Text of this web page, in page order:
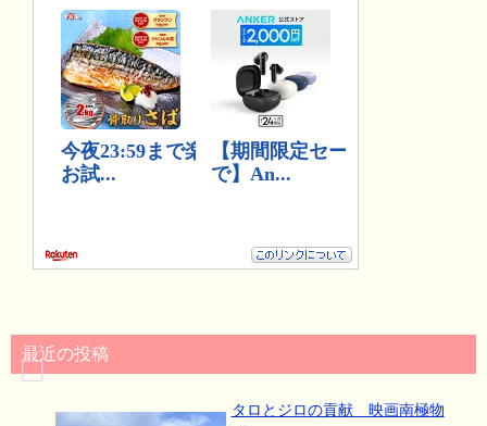
最近の投稿
タロとジロの貢献 映画南極物